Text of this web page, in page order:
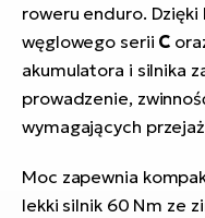
roweru enduro. Dzięki
węglowego serii C
akumulatora i silnika
prowadzenie,
wymagających
Moc zapewnia
lekki silnik 60 Nm ze